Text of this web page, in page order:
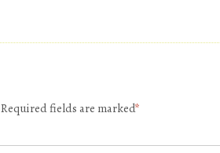
Required fields are marked*